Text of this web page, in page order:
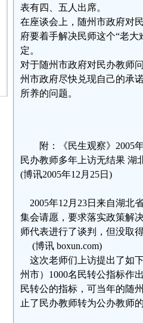
表有四、五人出席。
在座谈会上，随州市政府对
府要着手解决民师这个“老
定。
对于随州市政府对民办教师
州市政府尽快兑现自己的承
所养的问题。
附：《民生观察》2005
民办教师多年上访无结果 湖
(博讯2005年12月25日)
2005年12月23日来自湖北
集会请愿，要求落实政策解
师代表进行了谈判，但没取
(博讯 boxun.com)
这次老师们上访提出了如
州市）1000名民转公指标作
民转公的指标，可当年的随
止了民办教师转为公办教师